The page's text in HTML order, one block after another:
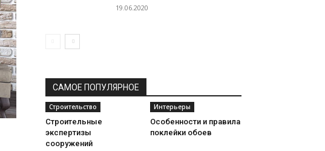
19.06.2020
САМОЕ ПОПУЛЯРНОЕ
Строительство
Строительные
экспертизы
сооружений
Интерьеры
Особенности и правила
поклейки обоев